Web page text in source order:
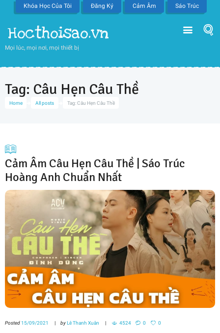
Khóa Học Của Tôi Đăng Ký Cảm Âm Sáo Trúc
Hocthoisao.vn
Mọi lúc, mọi nơi, mọi thiết bị
Home All posts Tag: Câu Hẹn Câu Thề
Tag: Câu Hẹn Câu Thề
Cảm Âm Câu Hẹn Câu Thề | Sáo Trúc
Hoàng Anh Chuẩn Nhất
Posted 15/09/2021 byLê Thanh Xuân 4524 0 0